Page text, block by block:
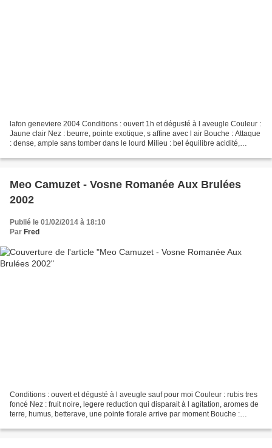
lafon geneviere 2004 Conditions : ouvert 1h et dégusté à l aveugle Couleur :
Jaune clair Nez : beurre, pointe exotique, s affine avec l air Bouche : Attaque
: dense, ample sans tomber dans le lourd Milieu : bel équilibre acidité,
Meo Camuzet - Vosne Romanée Aux Brulées
2002
Publié le 01/02/2014 à 18:10
Par Fred
Conditions : ouvert et dégusté à l aveugle sauf pour moi Couleur : rubis tres
foncé Nez : fruit noire, legere reduction qui disparait à l agitation, aromes de
terre, humus, betterave, une pointe florale arrive par moment Bouche :